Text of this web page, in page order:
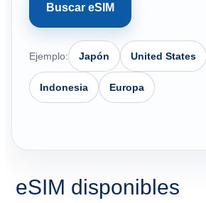
Buscar eSIM
Ejemplo: Japón United States
Indonesia Europa
eSIM disponibles